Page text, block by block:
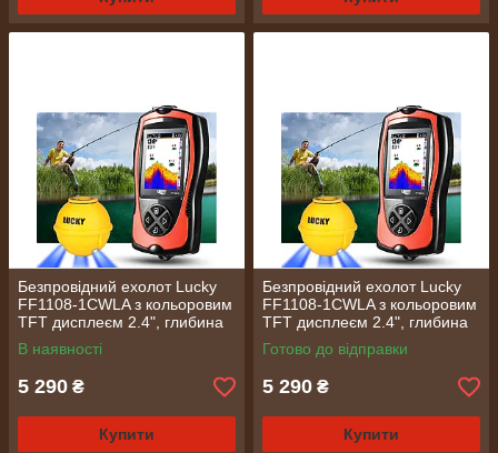
Безпровідний ехолот Lucky
FF1108-1CWLA з кольоровим
TFT дисплеєм 2.4", глибина
до 45 м (437)
В наявності
5 290 ₴
Купити
Безпровідний ехолот Lucky
FF1108-1CWLA з кольоровим
TFT дисплеєм 2.4", глибина
до 45 м (437/1)
Готово до відправки
5 290 ₴
Купити